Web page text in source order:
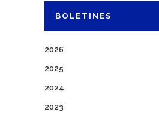
BOLETINES
2026
2025
2024
2023